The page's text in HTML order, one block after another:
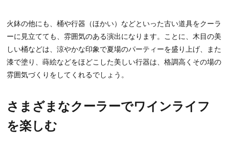
火鉢の他にも、桶や行器（ほかい）などといった古い道具をクーラ
ーに見立てても、雰囲気のある演出になります。ことに、木目の美
しい桶などは、涼やかな印象で夏場のパーティーを盛り上げ、また
漆で塗り、蒔絵などをほどこした美しい行器は、格調高くその場の
雰囲気づくりをしてくれるでしょう。
さまざまなクーラーでワインライフ
を楽しむ